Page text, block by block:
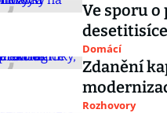
Ve sporu
Domácí
Zdanění
Rozhovory